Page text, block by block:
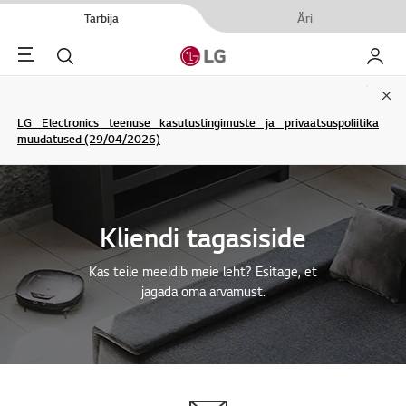
Tarbija Äri
Menu Otsi Minu
LG Electronics teenuse kasutustingimuste ja privaatsuspoliitika
muudatused (29/04/2026)
Kliendi tagasiside
Kas teile meeldib meie leht? Esitage, et
jagada oma arvamust.